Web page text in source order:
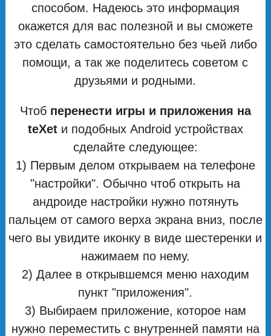
способом. Надеюсь это информация
окажется для вас полезной и вы сможете
это сделать самостоятельно без чьей либо
помощи, а так же поделитесь советом с
друзьями и родными.
Чтоб перенести игры и приложения на
teXetи подобных Android устройствах
сделайте следующее:
1) Первым делом открываем на телефоне
"настройки". Обычно чтоб открыть на
андроиде настройки нужно потянуть
пальцем от самого верха экрана вниз, после
чего вы увидите иконку в виде шестеренки и
нажимаем по нему.
2) Далее в открывшемся меню находим
пункт "приложения".
3) Выбираем приложение, которое нам
нужно переместить с внутренней памяти на